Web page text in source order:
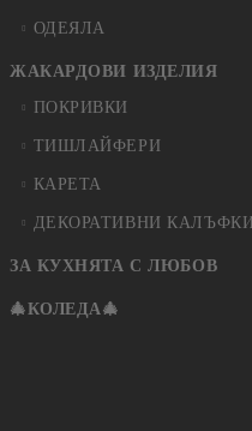
ОДЕЯЛА
ЖАКАРДОВИ ИЗДЕЛИЯ
ПОКРИВКИ
ТИШЛАЙФЕРИ
КАРЕТА
ДЕКОРАТИВНИ КАЛЪФКИ
ЗА КУХНЯТА С ЛЮБОВ
🎄КОЛЕДА🎄